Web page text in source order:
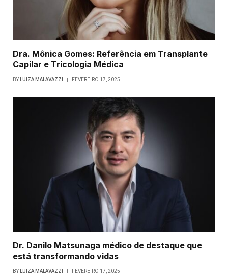
Dra. Mônica Gomes: Referência em Transplante
Capilar e Tricologia Médica
BY LUIZA MALAVAZZI FEVEREIRO 17, 2025
Dr. Danilo Matsunaga médico de destaque que
está transformando vidas
BY LUIZA MALAVAZZI FEVEREIRO 17, 2025